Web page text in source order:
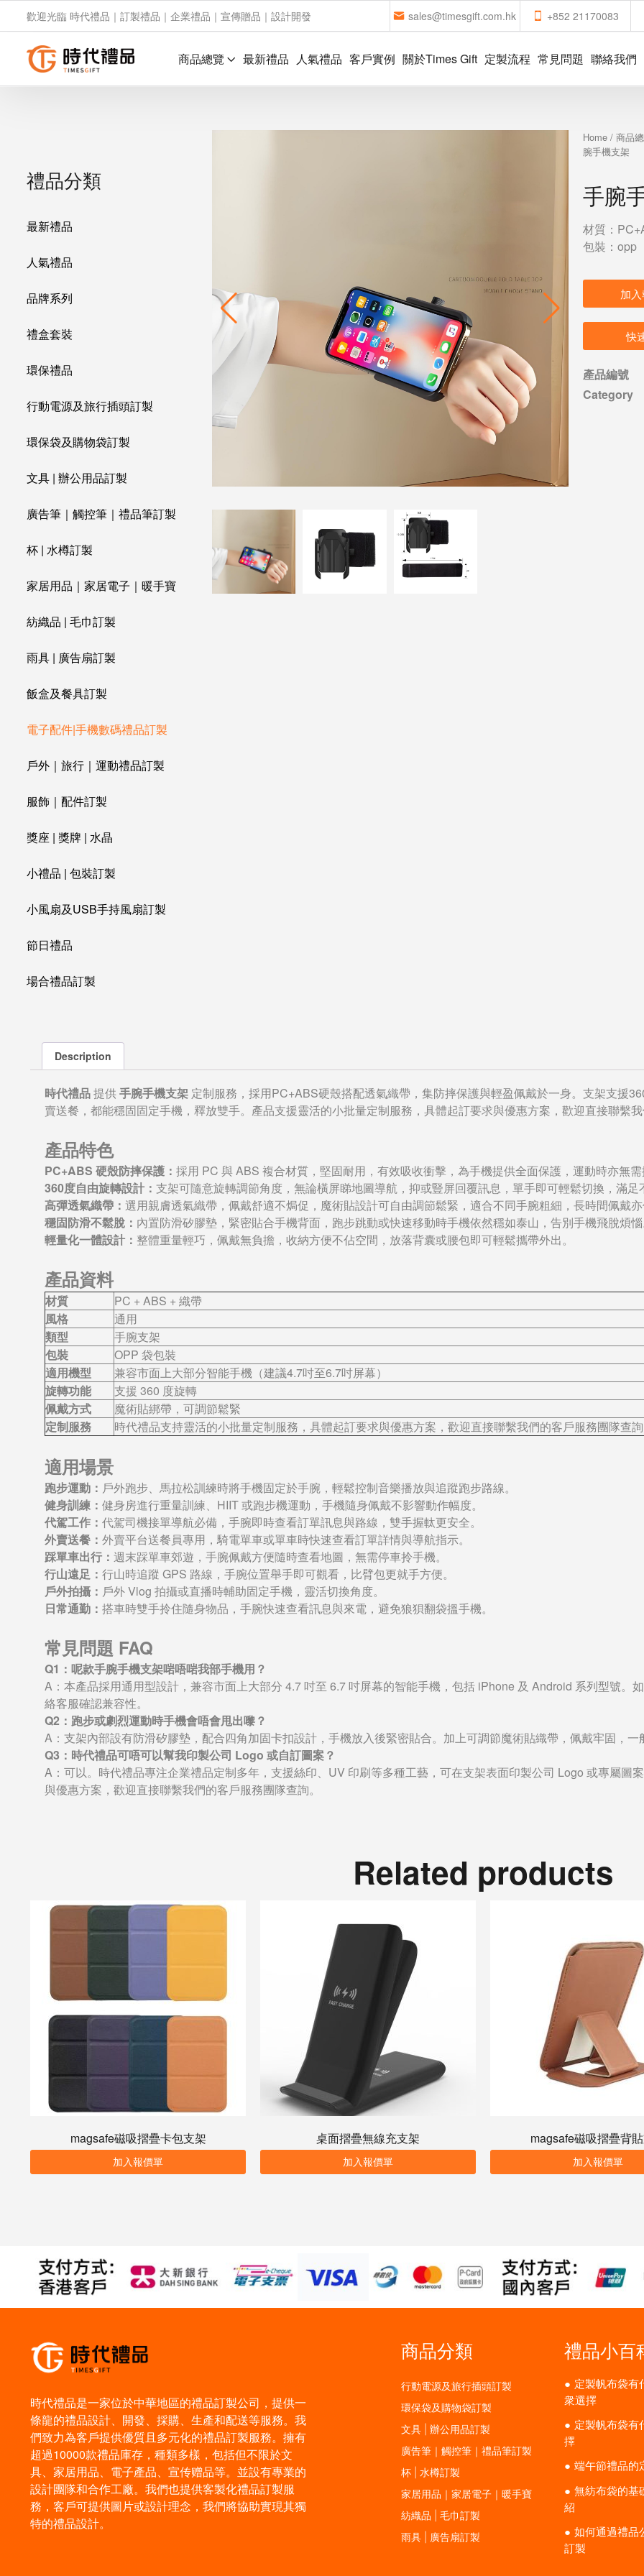
歡迎光臨 時代禮品｜訂製禮品｜企業禮品｜宣傳贈品｜設計開發 sales@timesgift.com.hk +852 21170083
商品總覽 最新禮品 人氣禮品 客戶實例 關於Times Gift 定製流程 常見問題 聯絡我們
禮品分類
最新禮品
人氣禮品
品牌系列
禮盒套裝
環保禮品
行動電源及旅行插頭訂製
環保袋及購物袋訂製
文具 | 辦公用品訂製
廣告筆｜觸控筆｜禮品筆訂製
杯 | 水樽訂製
家居用品｜家居電子｜暖手寶
紡織品 | 毛巾訂製
雨具 | 廣告扇訂製
飯盒及餐具訂製
電子配件|手機數碼禮品訂製
戶外｜旅行｜運動禮品訂製
服飾｜配件訂製
獎座 | 獎牌 | 水晶
小禮品 | 包裝訂製
小風扇及USB手持風扇訂製
節日禮品
場合禮品訂製
Home /商品
腕手機支架
手腕
材質：
包裝：opp
加
快
產品編號
Category
Description
時代禮品提供手腕手機支架 定制服務，採用PC+ABS硬殼搭配透氣織帶，集防摔保護與輕盈佩戴於一身。支架支援
賣送餐，都能穩固固定手機，釋放雙手。產品支援靈活的小批量定制服務，具體起訂要求與優惠方案，歡迎直接聯繫
產品特色
PC+ABS 硬殼防摔保護： 採用 PC 與 ABS 複合材質，堅固耐用，有效吸收衝擊，為手機提供全面保護，運動時亦無
360度自由旋轉設計： 支架可隨意旋轉調節角度，無論橫屏睇地圖導航，抑或豎屏回覆訊息，單手即可輕鬆切換，滿
高彈透氣織帶： 選用親膚透氣織帶，佩戴舒適不焗促，魔術貼設計可自由調節鬆緊，適合不同手腕粗細，長時間佩戴
穩固防滑不鬆脫： 內置防滑矽膠墊，緊密貼合手機背面，跑步跳動或快速移動時手機依然穩如泰山，告別手機飛脫煩
輕量化一體設計： 整體重量輕巧，佩戴無負擔，收納方便不佔空間，放落背囊或腰包即可輕鬆攜帶外出。
產品資料
材質
PC + ABS + 織帶
風格
通用
類型
手腕支架
包裝
OPP 袋包裝
適用機型
兼容市面上大部分智能手機（建議4.7吋至6.7吋屏幕）
旋轉功能
支援 360 度旋轉
佩戴方式
魔術貼綁帶，可調節鬆緊
定制服務
時代禮品支持靈活的小批量定制服務，具體起訂要求與優惠方案，歡迎直接聯繫我們的客戶服務團隊查
適用場景
跑步運動： 戶外跑步、馬拉松訓練時將手機固定於手腕，輕鬆控制音樂播放與追蹤跑步路線。
健身訓練： 健身房進行重量訓練、HIIT 或跑步機運動，手機隨身佩戴不影響動作幅度。
代駕工作： 代駕司機接單導航必備，手腕即時查看訂單訊息與路線，雙手握軚更安全。
外賣送餐： 外賣平台送餐員專用，騎電單車或單車時快速查看訂單詳情與導航指示。
踩單車出行： 週末踩單車郊遊，手腕佩戴方便隨時查看地圖，無需停車拎手機。
行山遠足： 行山時追蹤 GPS 路線，手腕位置舉手即可觀看，比臂包更就手方便。
戶外拍攝： 戶外 Vlog 拍攝或直播時輔助固定手機，靈活切換角度。
日常通勤： 搭車時雙手拎住隨身物品，手腕快速查看訊息與來電，避免狼狽翻袋搵手機。
常見問題 FAQ
Q1：呢款手腕手機支架啱唔啱我部手機用？
A：本產品採用通用型設計，兼容市面上大部分 4.7 吋至 6.7 吋屏幕的智能手機，包括 iPhone 及 Android 系列型號。
絡客服確認兼容性。
Q2：跑步或劇烈運動時手機會唔會甩出嚟？
A：支架內部設有防滑矽膠墊，配合四角加固卡扣設計，手機放入後緊密貼合。加上可調節魔術貼織帶，佩戴牢固，
Q3：時代禮品可唔可以幫我印製公司 Logo 或自訂圖案？
A：可以。時代禮品專注企業禮品定制多年，支援絲印、UV 印刷等多種工藝，可在支架表面印製公司 Logo 或專屬圖
與優惠方案，歡迎直接聯繫我們的客戶服務團隊查詢。
Related products
magsafe磁吸摺疊卡包支架
加入報價單
桌面摺疊無線充支架
加入報價單
magsafe磁吸摺疊背
加入報價單
時代禮品是一家位於中華地區的禮品訂製公司，提供一
條龍的禮品設計、開發、採購、生產和配送等服務。我
們致力為客戶提供優質且多元化的禮品訂製服務。擁有
超過10000款禮品庫存，種類多樣，包括但不限於文
具、家居用品、電子產品、宣传赠品等。並設有專業的
設計團隊和合作工廠。我們也提供客製化禮品訂製服
務，客戶可提供圖片或設計理念，我們將協助實現其獨
特的禮品設計。
商品分類
行動電源及旅行插頭訂製
環保袋及購物袋訂製
文具 | 辦公用品訂製
廣告筆｜觸控筆｜禮品筆訂製
杯 | 水樽訂製
家居用品｜家居電子｜暖手寶
紡織品 | 毛巾訂製
雨具 | 廣告扇訂製
禮品小百
定製帆布袋有
衆選擇
定製帆布袋有
擇
端午節禮品的
無紡布袋的基
紹
如何通過禮品
訂製